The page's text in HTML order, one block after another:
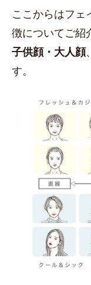
ここからはフェ
徴についてご紹
子供顔・大人顔、
す。